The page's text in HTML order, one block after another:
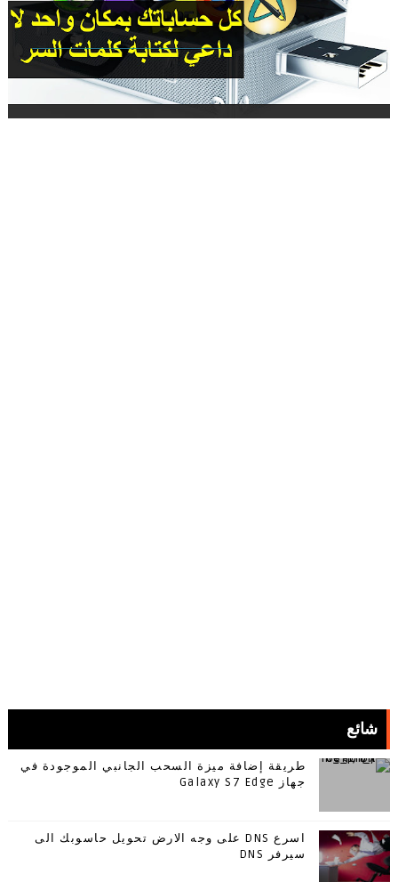
شائع
طريقة إضافة ميزة السحب الجانبي الموجودة في
جهاز Galaxy S7 Edge
اسرع DNS على وجه الارض تحويل حاسوبك الى
سيرفر DNS